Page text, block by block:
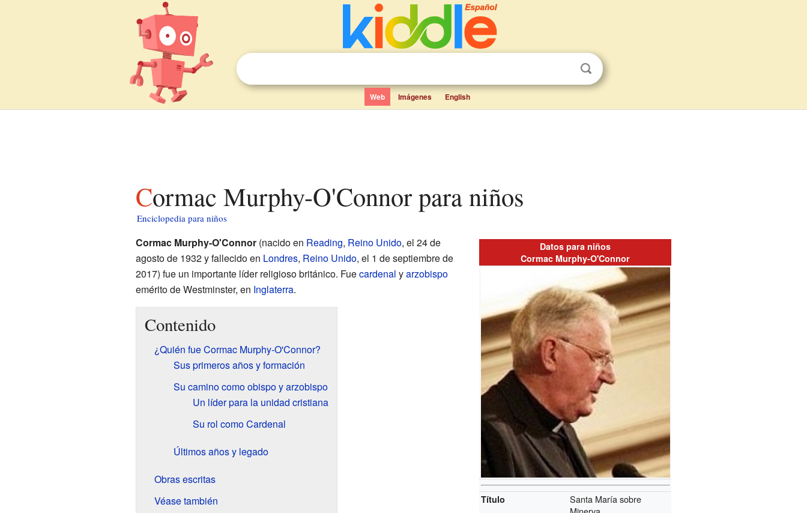
Web Imágenes English
Cormac Murphy-O'Connor para niños
Enciclopedia para niños
Datos para niños
Cormac Murphy-O'Connor
Título
Santa María sobre
Cormac Murphy-O'Connor(nacido en Reading, Reino Unido, el 24 de
agosto de 1932 y fallecido en Londres, Reino Unido, el 1 de septiembre de
2017) fue un importante líder religioso británico. Fuecardenal yarzobispo
emérito de Westminster, en Inglaterra.
Contenido
¿Quién fue Cormac Murphy-O'Connor?
Sus primeros años y formación
Su camino como obispo y arzobispo
Un líder para la unidad cristiana
Su rol como Cardenal
Últimos años y legado
Obras escritas
Véase también